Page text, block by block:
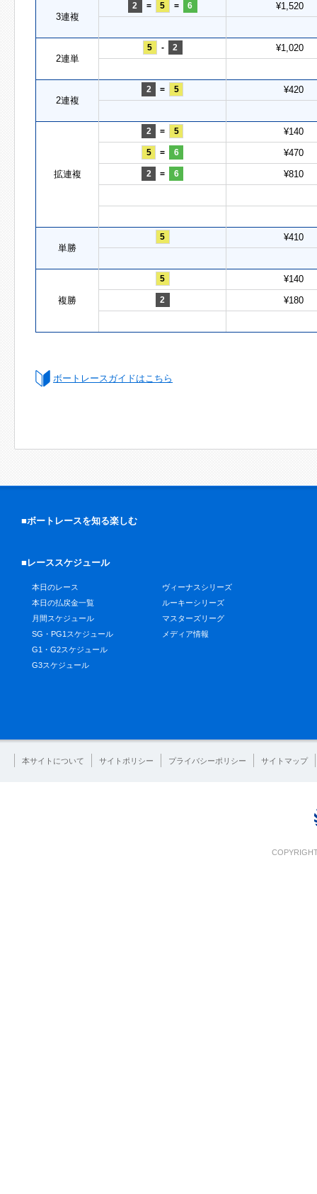
3連複
2 = 5 = 6 ¥1,520
2連単
5 - 2 ¥1,020
2連複
2 = 5 ¥420
拡連複
2 = 5 ¥140
5 = 6 ¥470
2 = 6 ¥810
単勝
5 ¥410
複勝
5 ¥140
2 ¥180
ボートレースガイドはこちら
■ボートレースを知る楽しむ
■レーススケジュール
本日のレース
本日の払戻金一覧
月間スケジュール
SG・PG1スケジュール
G1・G2スケジュール
G3スケジュール
ヴィーナスシリーズ
ルーキーシリーズ
マスターズリーグ
メディア情報
本サイトについて サイトポリシー プライバシーポリシー サイトマップ